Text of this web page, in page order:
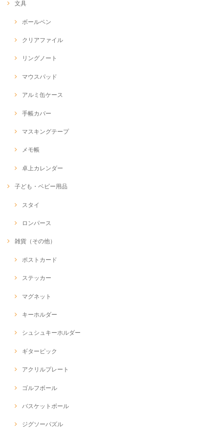
文具
ボールペン
クリアファイル
リングノート
マウスパッド
アルミ缶ケース
手帳カバー
マスキングテープ
メモ帳
卓上カレンダー
子ども・ベビー用品
スタイ
ロンパース
雑貨（その他）
ポストカード
ステッカー
マグネット
キーホルダー
シュシュキーホルダー
ギターピック
アクリルプレート
ゴルフボール
バスケットボール
ジグソーパズル